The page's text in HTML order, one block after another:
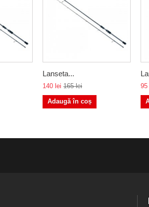
Lanseta...
140 lei 165 lei
Adaugă în coș
95